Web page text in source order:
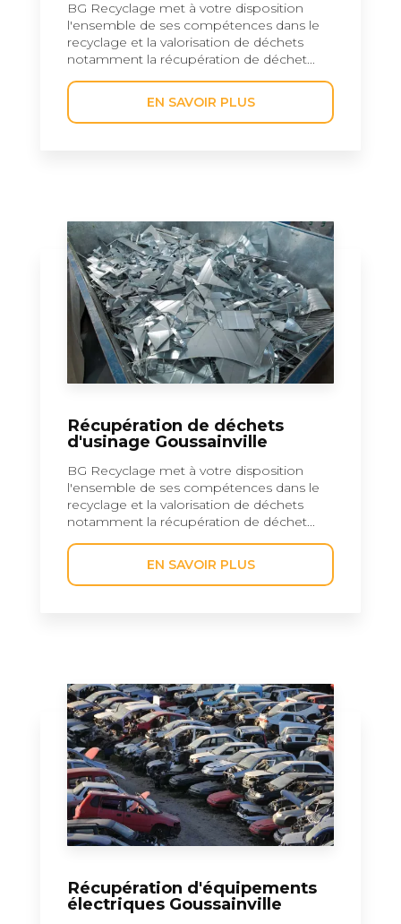
BG Recyclage met à votre disposition
l'ensemble de ses compétences dans le
recyclage et la valorisation de déchets
notamment la récupération de déchet...
EN SAVOIR PLUS
Récupération de déchets
d'usinage Goussainville
BG Recyclage met à votre disposition
l'ensemble de ses compétences dans le
recyclage et la valorisation de déchets
notamment la récupération de déchet...
EN SAVOIR PLUS
Récupération d'équipements
électriques Goussainville